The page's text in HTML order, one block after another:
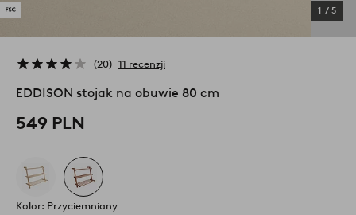
1 / 5
20 11 recenzji
EDDISON stojak na obuwie 80 cm
549 PLN
Kolor: Przyciemniany